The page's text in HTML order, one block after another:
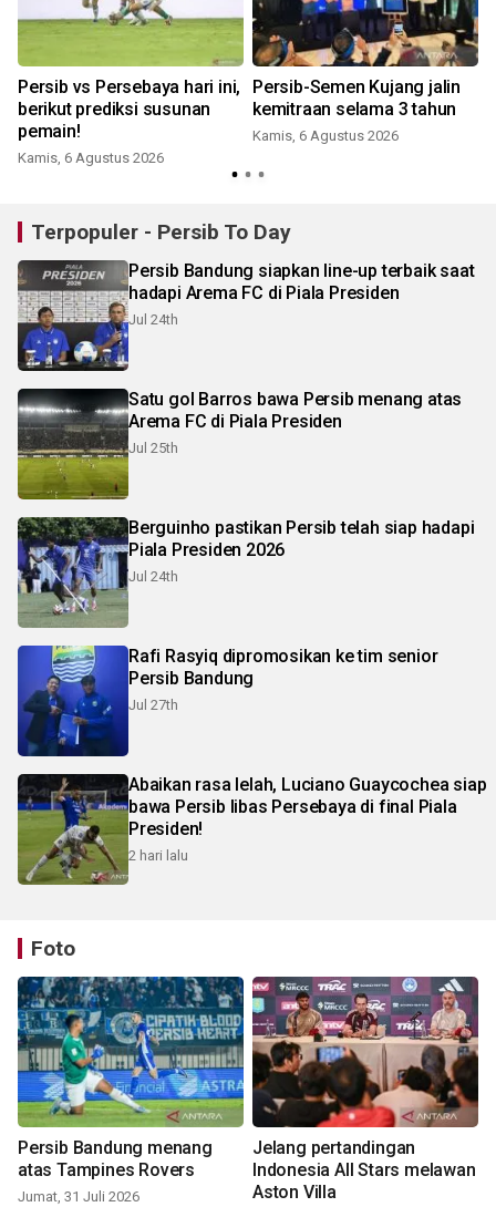
Persib vs Persebaya hari ini,
berikut prediksi susunan
pemain!
Kamis, 6 Agustus 2026
Persib-Semen Kujang jalin
kemitraan selama 3 tahun
Kamis, 6 Agustus 2026
Terpopuler - Persib To Day
Persib Bandung siapkan line-up terbaik saat
hadapi Arema FC di Piala Presiden
Jul 24th
Satu gol Barros bawa Persib menang atas
Arema FC di Piala Presiden
Jul 25th
Berguinho pastikan Persib telah siap hadapi
Piala Presiden 2026
Jul 24th
Rafi Rasyiq dipromosikan ke tim senior
Persib Bandung
Jul 27th
Abaikan rasa lelah, Luciano Guaycochea siap
bawa Persib libas Persebaya di final Piala
Presiden!
2 hari lalu
Foto
Persib Bandung menang
atas Tampines Rovers
Jumat, 31 Juli 2026
Jelang pertandingan
Indonesia All Stars melawan
Aston Villa